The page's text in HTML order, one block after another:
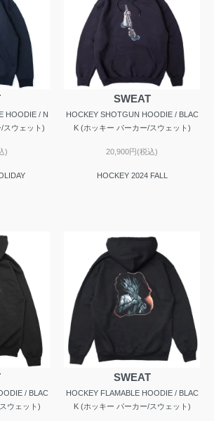
HOODIE / N
スウェット)
)
SWEAT
HOCKEY SHOTGUN HOODIE / BLAC
K (ホッキー パーカー/スウェット)
20,900円(税込)
HOCKEY 2024 FALL
/ BLAC
ウェット)
SWEAT
HOCKEY FLAMABLE HOODIE / BLAC
K (ホッキー パーカー/スウェット)